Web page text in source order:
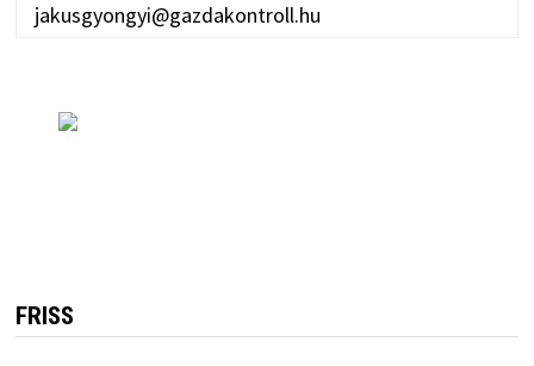
jakusgyongyi@gazdakontroll.hu
FRISS